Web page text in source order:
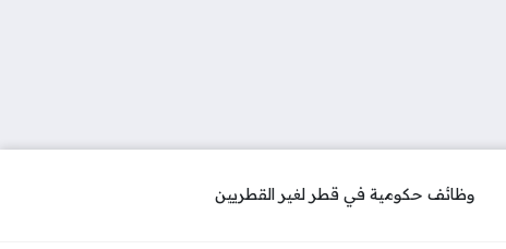
وظائف حكومية في قطر لغير القطريين